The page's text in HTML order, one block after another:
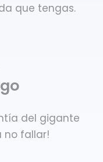
que tengas.
del gigante
no fallar!